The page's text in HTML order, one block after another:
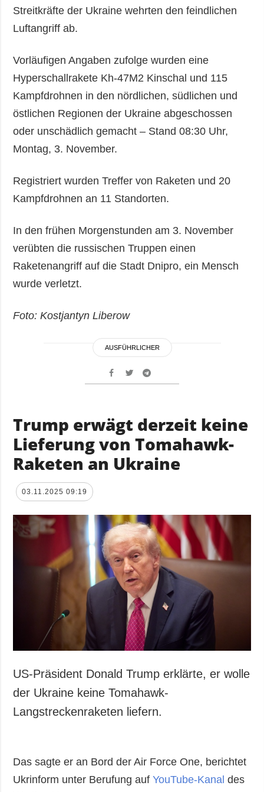
Streitkräfte der Ukraine wehrten den feindlichen
Luftangriff ab.
Vorläufigen Angaben zufolge wurden eine
Hyperschallrakete Kh-47M2 Kinschal und 115
Kampfdrohnen in den nördlichen, südlichen und
östlichen Regionen der Ukraine abgeschossen
oder unschädlich gemacht – Stand 08:30 Uhr,
Montag, 3. November.
Registriert wurden Treffer von Raketen und 20
Kampfdrohnen an 11 Standorten.
In den frühen Morgenstunden am 3. November
verübten die russischen Truppen einen
Raketenangriff auf die Stadt Dnipro, ein Mensch
wurde verletzt.
Foto: Kostjantyn Liberow
AUSFÜHRLICHER
Trump erwägt derzeit keine
Lieferung von Tomahawk-
Raketen an Ukraine
03.11.2025 09:19
US-Präsident Donald Trump erklärte, er wolle
der Ukraine keine Tomahawk-
Langstreckenraketen liefern.
Das sagte er an Bord der Air Force One, berichtet
Ukrinform unter Berufung aufYouTube-Kanaldes